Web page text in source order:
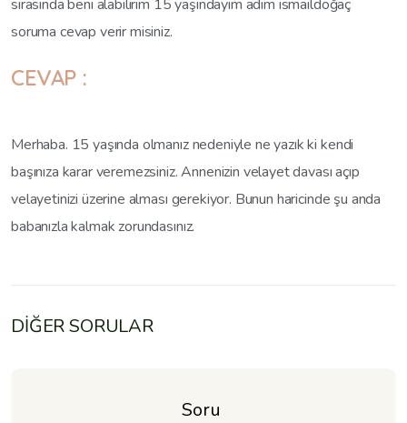
sırasında beni alabilirim 15 yaşındayım adım ismaildoğaç
soruma cevap verir misiniz.
CEVAP :
Merhaba. 15 yaşında olmanız nedeniyle ne yazık ki kendi
başınıza karar veremezsiniz. Annenizin velayet davası açıp
velayetinizi üzerine alması gerekiyor. Bunun haricinde şu anda
babanızla kalmak zorundasınız.
DİĞER SORULAR
Soru